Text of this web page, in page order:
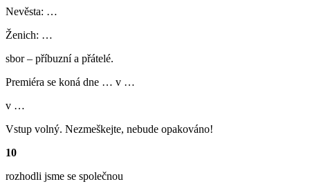
Nevěsta: …
Ženich: …
sbor – příbuzní a přátelé.
Premiéra se koná dne … v …
v …
Vstup volný. Nezmeškejte, nebude opakováno!
10
rozhodli jsme se společnou